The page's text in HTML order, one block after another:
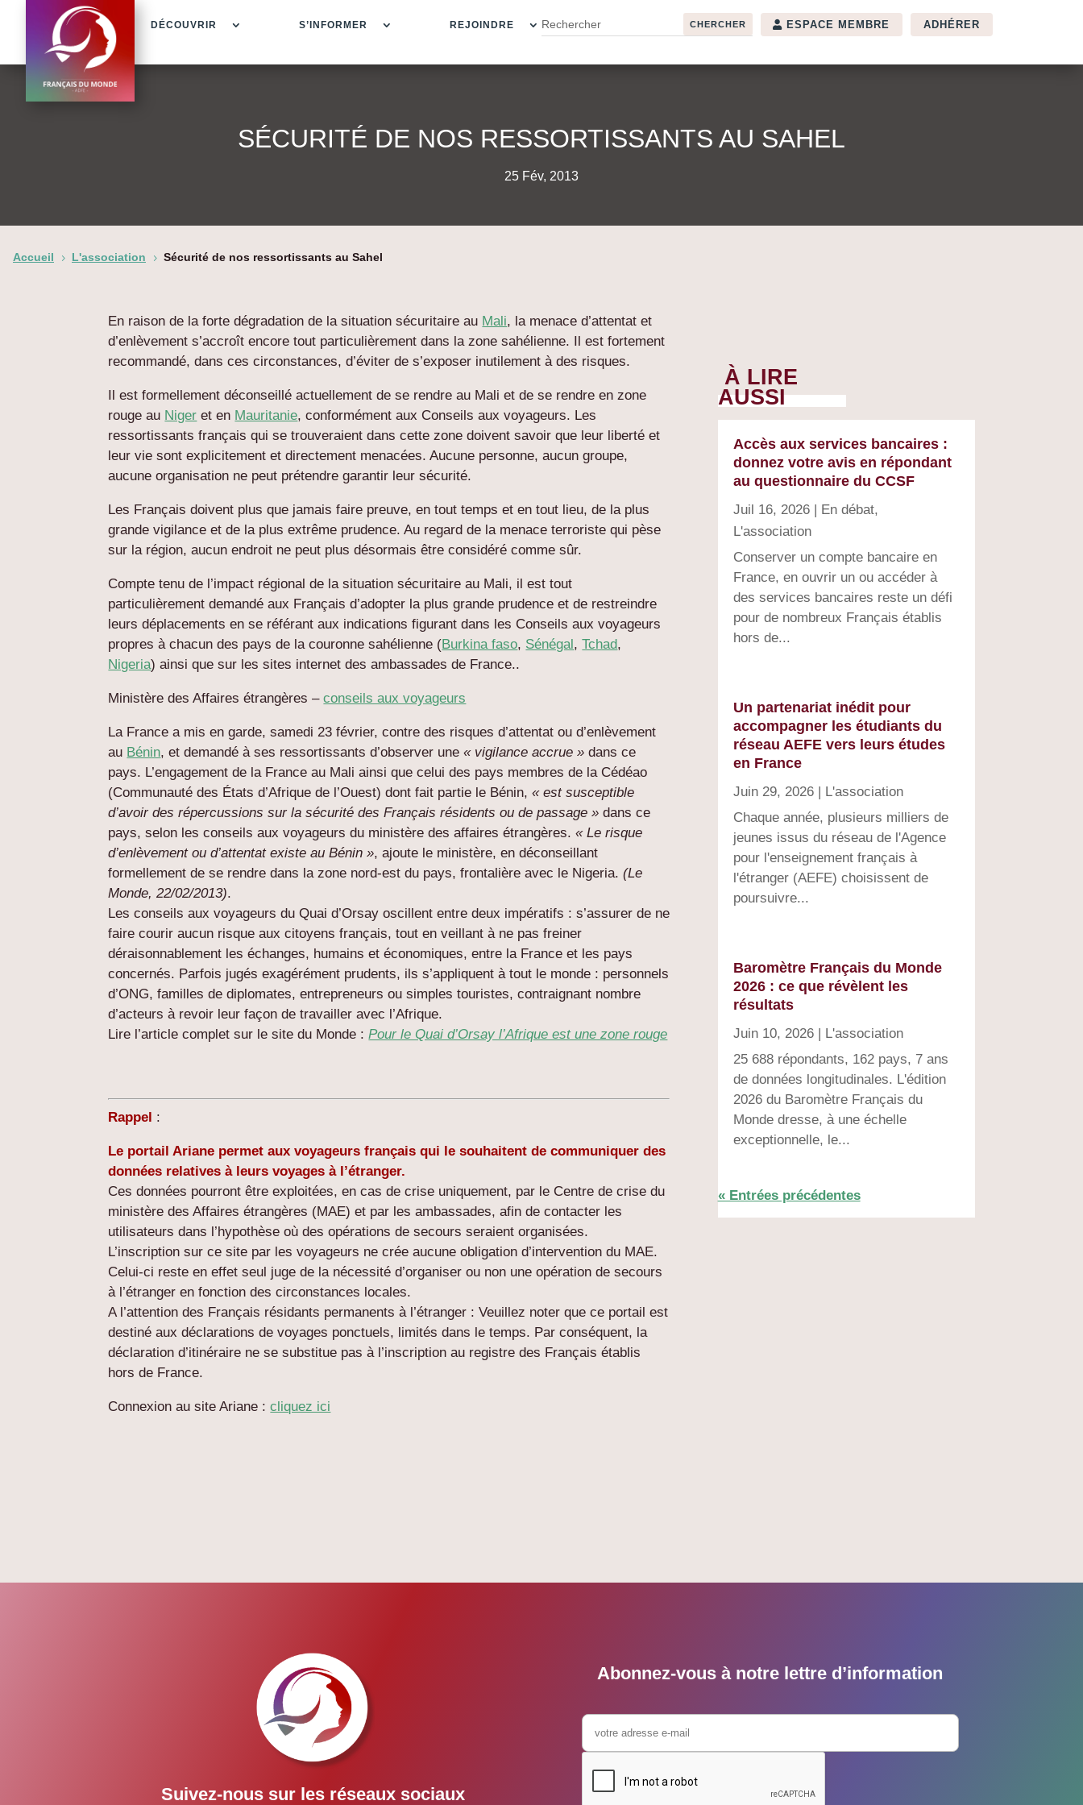
DÉCOUVRIR S’INFORMER REJOINDRE ESPACE MEMBRE ADHÉRER
SÉCURITÉ DE NOS RESSORTISSANTS AU SAHEL
25 Fév, 2013
Accueil 5 L'association 5 Sécurité de nos ressortissants au Sahel
En raison de la forte dégradation de la situation sécuritaire au Mali, la menace d’attentat et
d’enlèvement s’accroît encore tout particulièrement dans la zone sahélienne. Il est fortement
recommandé, dans ces circonstances, d’éviter de s’exposer inutilement à des risques.
Il est formellement déconseillé actuellement de se rendre au Mali et de se rendre en zone
rouge au Niger et en Mauritanie, conformément aux Conseils aux voyageurs. Les
ressortissants français qui se trouveraient dans cette zone doivent savoir que leur liberté et
leur vie sont explicitement et directement menacées. Aucune personne, aucun groupe,
aucune organisation ne peut prétendre garantir leur sécurité.
Les Français doivent plus que jamais faire preuve, en tout temps et en tout lieu, de la plus
grande vigilance et de la plus extrême prudence. Au regard de la menace terroriste qui pèse
sur la région, aucun endroit ne peut plus désormais être considéré comme sûr.
Compte tenu de l’impact régional de la situation sécuritaire au Mali, il est tout
particulièrement demandé aux Français d’adopter la plus grande prudence et de restreindre
leurs déplacements en se référant aux indications figurant dans les Conseils aux voyageurs
propres à chacun des pays de la couronne sahélienne (Burkina faso, Sénégal,Tchad,
Nigeria) ainsi que sur les sites internet des ambassades de France..
Ministère des Affaires étrangères –conseils aux voyageurs
La France a mis en garde, samedi 23 février, contre des risques d’attentat ou d’enlèvement
au Bénin, et demandé à ses ressortissants d’observer une« vigilance accrue » dans ce
pays. L’engagement de la France au Mali ainsi que celui des pays membres de la Cédéao
(Communauté des États d’Afrique de l’Ouest) dont fait partie le Bénin,« est susceptible
d’avoir des répercussions sur la sécurité des Français résidents ou de passage » dans ce
pays, selon les conseils aux voyageurs du ministère des affaires étrangères.« Le risque
d’enlèvement ou d’attentat existe au Bénin », ajoute le ministère, en déconseillant
formellement de se rendre dans la zone nord-est du pays, frontalière avec le Nigeria.(Le
Monde, 22/02/2013).
Les conseils aux voyageurs du Quai d’Orsay oscillent entre deux impératifs : s’assurer de ne
faire courir aucun risque aux citoyens français, tout en veillant à ne pas freiner
déraisonnablement les échanges, humains et économiques, entre la France et les pays
concernés. Parfois jugés exagérément prudents, ils s’appliquent à tout le monde : personnels
d’ONG, familles de diplomates, entrepreneurs ou simples touristes, contraignant nombre
d’acteurs à revoir leur façon de travailler avec l’Afrique.
Lire l’article complet sur le site du Monde :Pour le Quai d’Orsay l’Afrique est une zone rouge
Rappel :
Le portail Ariane permet aux voyageurs français qui le souhaitent de communiquer des
données relatives à leurs voyages à l’étranger.
Ces données pourront être exploitées, en cas de crise uniquement, par le Centre de crise du
ministère des Affaires étrangères (MAE) et par les ambassades, afin de contacter les
utilisateurs dans l’hypothèse où des opérations de secours seraient organisées.
L’inscription sur ce site par les voyageurs ne crée aucune obligation d’intervention du MAE.
Celui-ci reste en effet seul juge de la nécessité d’organiser ou non une opération de secours
à l’étranger en fonction des circonstances locales.
A l’attention des Français résidants permanents à l’étranger : Veuillez noter que ce portail est
destiné aux déclarations de voyages ponctuels, limités dans le temps. Par conséquent, la
déclaration d’itinéraire ne se substitue pas à l’inscription au registre des Français établis
hors de France.
Connexion au site Ariane :cliquez ici
À LIRE
AUSSI
Accès aux services bancaires :
donnez votre avis en répondant
au questionnaire du CCSF
Juil 16, 2026| En débat,
L'association
Conserver un compte bancaire en
France, en ouvrir un ou accéder à
des services bancaires reste un défi
pour de nombreux Français établis
hors de...
Un partenariat inédit pour
accompagner les étudiants du
réseau AEFE vers leurs études
en France
Juin 29, 2026| L'association
Chaque année, plusieurs milliers de
jeunes issus du réseau de l'Agence
pour l'enseignement français à
l'étranger (AEFE) choisissent de
poursuivre...
Baromètre Français du Monde
2026 : ce que révèlent les
résultats
Juin 10, 2026| L'association
25 688 répondants, 162 pays, 7 ans
de données longitudinales. L'édition
2026 du Baromètre Français du
Monde dresse, à une échelle
exceptionnelle, le...
« Entrées précédentes
Suivez-nous sur les réseaux sociaux
Abonnez-vous à notre lettre d’information